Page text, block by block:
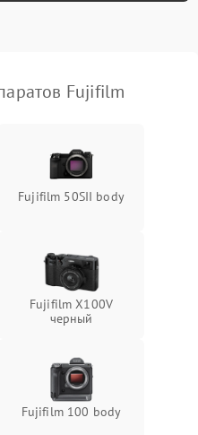
Fujifilm
Fujifilm 50SII body
Fujifilm X100V
черный
Fujifilm 100 body